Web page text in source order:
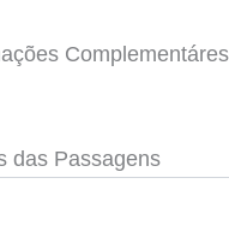
Complementáres
das Passagens